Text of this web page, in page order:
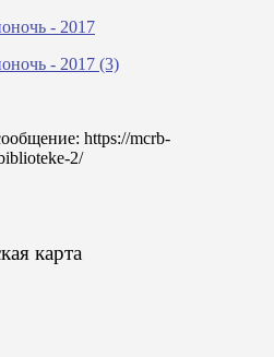
https://mcrb-
2/
карта